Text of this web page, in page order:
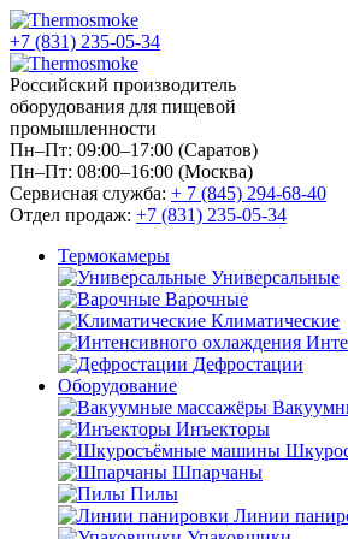
+7 (831) 235-05-34
Российский производитель
оборудования для пищевой
промышленности
Пн–Пт: 09:00–17:00 (Саратов)
Пн–Пт: 08:00–16:00 (Москва)
Сервисная служба: + 7 (845) 294-68-40
Отдел продаж: +7 (831) 235-05-34
Термокамеры
Универсальные
Варочные
Климатические
Дефростации
Оборудование
Инъекторы
Шпарчаны
Пилы
Линии